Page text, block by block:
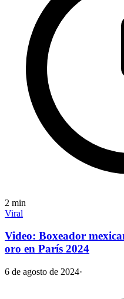
2 min
Viral
Video: Boxeador
oro en París 2024
6 de agosto de 2024·